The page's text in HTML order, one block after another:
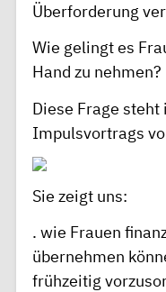
Überforderung
Wie gelingt es
Hand zu nehmen?
Diese Frage
Impulsvortrags
Sie zeigt uns:
. wie Frauen
übernehmen
frühzeitig